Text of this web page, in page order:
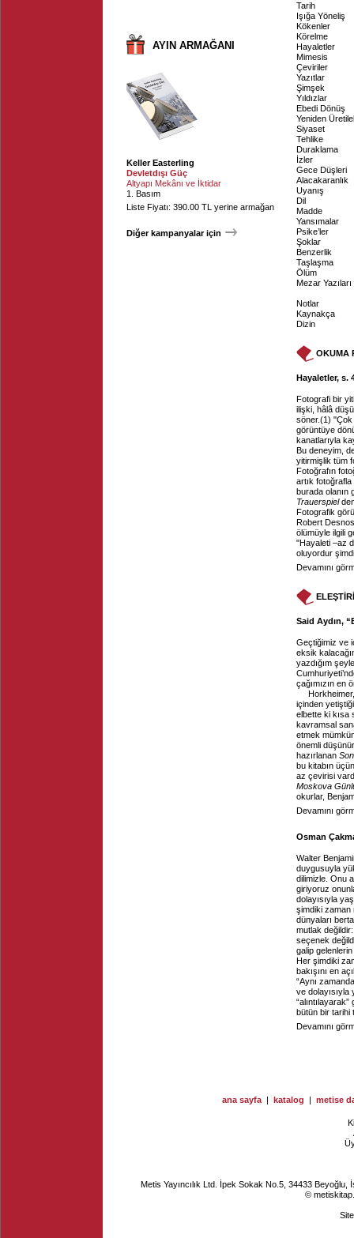
AYIN ARMAĞANI
Keller Easterling
Devletdışı Güç
Altyapı Mekânı ve İktidar
1. Basım
Liste Fiyatı: 390.00 TL yerine armağan
Diğer kampanyalar için
Tarih
Işığa Yöneliş
Kökenler
Körelme
Hayaletler
Mimesis
Çeviriler
Yazıtlar
Şimşek
Yıldızlar
Ebedi Dönüş
Yeniden
Siyaset
Tehlike
Duraklama
İzler
Gece Düşleri
Alacakaranlık
Uyanış
Dil
Madde
Yansımalar
Psike’ler
Şoklar
Benzerlik
Taşlaşma
Ölüm
Mezar Yazıları
Notlar
Kaynakça
Dizin
OKUMA
Hayaletler, s.
Fotografi bir
ilişki, hâlâ
söner.(1) "Çok
görüntüye
kanatlarıyla
Bu deneyim,
yitirmişlik tüm
Fotoğrafın
artık fotoğrafla
burada olanın
Trauerspiel
Fotografik
Robert
ölümüyle ilgili
"Hayaleti –az
oluyordur
Devamını
Said Aydın,
Geçtiğimiz ve
eksik
yazdığım
çağımızın en
içinden
elbette ki kısa
kavramsal
etmek
önemli
hazırlanan
bu kitabın
az çevirisi
Moskova
okurlar,
Devamını
Osman
Walter
duygusuyla
dilimizle. Onu
giriyoruz
dolayısıyla
şimdiki zaman
dünyaları
mutlak
seçenek
galip
Her şimdiki
bakışını en
“Aynı
ve dolayısıyla
bütün bir tarihi
Devamını
ana sayfa | katalog | metise
Metis Yayıncılık Ltd. İpek Sokak No.5, 34433
©